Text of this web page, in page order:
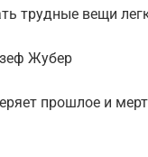
трудные вещи
Жубер
прошлое и